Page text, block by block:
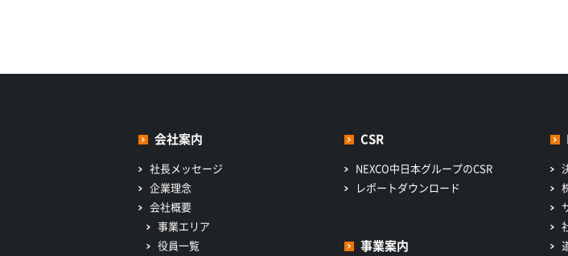
会社案内
社長メッセージ
企業理念
会社概要
事業エリア
役員一覧
CSR
NEXCO中日本グループのCSR
レポートダウンロード
事業案内